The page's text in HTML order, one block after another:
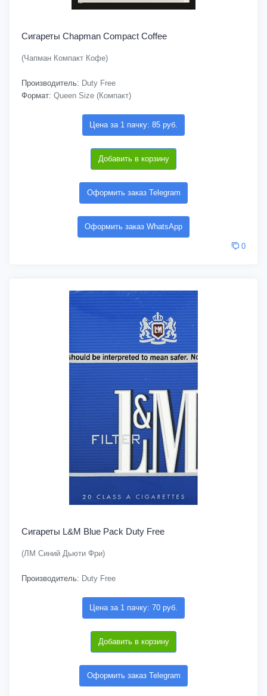
Сигареты Chapman Compact Coffee
(Чапман Компакт Кофе)
Производитель: Duty Free
Формат: Queen Size (Компакт)
Цена за 1 пачку: 85 руб.
Добавить в корзину
Оформить заказ Telegram
Оформить заказ WhatsApp
0
Сигареты L&M Blue Pack Duty Free
(ЛМ Синий Дьюти Фри)
Производитель: Duty Free
Цена за 1 пачку: 70 руб.
Добавить в корзину
Оформить заказ Telegram